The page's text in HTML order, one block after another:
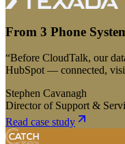
From 3 Phone
“Before CloudTalk, our
HubSpot — connected,
Stephen Cavanagh
Director of Support &
Read case study